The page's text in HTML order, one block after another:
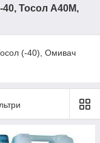
Тосол А40М,
(-40), Омивач